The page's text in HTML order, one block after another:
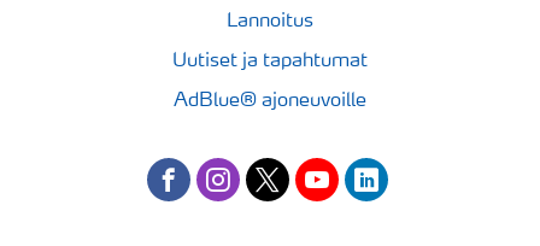
Lannoitus
Uutiset ja tapahtumat
AdBlue® ajoneuvoille
facebookinstagram
twitteryoutubelinkedin